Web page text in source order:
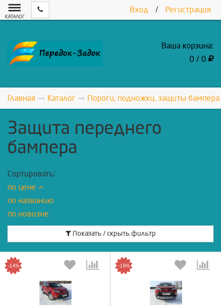
Вход / Регистрация
КАТАЛОГ
Ваша корзина:
0 / 0
Главная Каталог Пороги, подножки, защиты
Защита переднего
бампера
Сортировать:
по цене
по названию
по новизне
Показать / скрыть фильтр
-14% -18%